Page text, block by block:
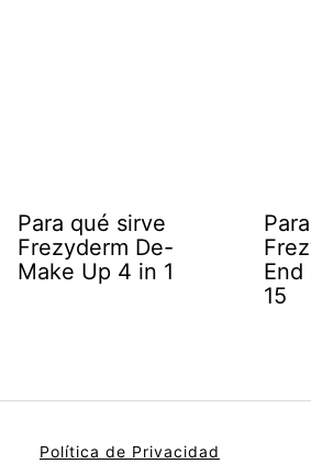
Para qué sirve
Frezyderm De-
Make Up 4 in 1
End
15
Política de Privacidad